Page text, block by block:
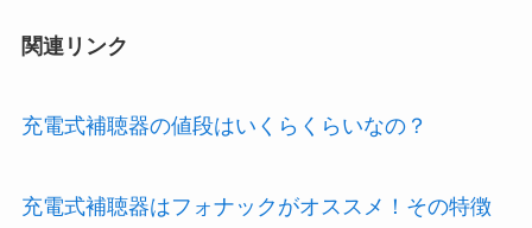
関連リンク
充電式補聴器の値段はいくらくらいなの？
充電式補聴器はフォナックがオススメ！その特徴